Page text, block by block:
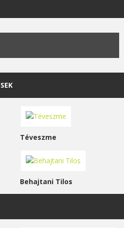
Téveszme
Behajtani Tilos